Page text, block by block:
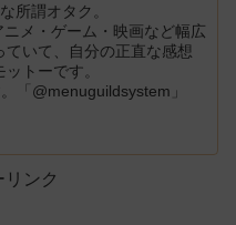
所謂オタク。
メ・ゲーム・映画など幅広
ていて、自分の正直な感想
トーです。
「@menuguildsystem」
リンク